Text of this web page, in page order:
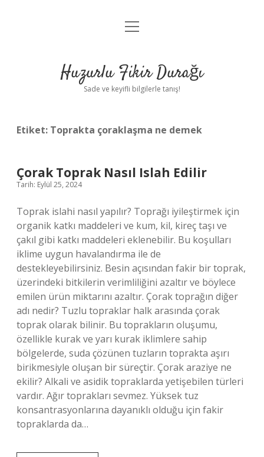
Anasayfa
Yasal Uyarı
menüyü
Huzurlu Fikir Durağı
Sade ve keyifli bilgilerle tanış!
Etiket: Toprakta çoraklaşma ne demek
Çorak Toprak Nasıl Islah Edilir
Tarih: Eylül 25, 2024
Toprak islahi nasıl yapılır? Toprağı iyileştirmek için
organik katkı maddeleri ve kum, kil, kireç taşı ve
çakıl gibi katkı maddeleri eklenebilir. Bu koşulları
iklime uygun havalandırma ile de
destekleyebilirsiniz. Besin açısından fakir bir toprak,
üzerindeki bitkilerin verimliliğini azaltır ve böylece
emilen ürün miktarını azaltır. Çorak toprağın diğer
adı nedir? Tuzlu topraklar halk arasında çorak
toprak olarak bilinir. Bu toprakların oluşumu,
özellikle kurak ve yarı kurak iklimlere sahip
bölgelerde, suda çözünen tuzların toprakta aşırı
birikmesiyle oluşan bir süreçtir. Çorak araziye ne
ekilir? Alkali ve asidik topraklarda yetişebilen türleri
vardır. Ağır toprakları sevmez. Yüksek tuz
konsantrasyonlarına dayanıklı olduğu için fakir
topraklarda da…